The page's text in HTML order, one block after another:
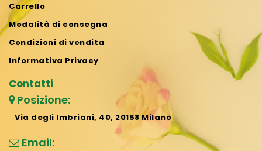
Carrello
Modalità di consegna
Condizioni di vendita
Informativa Privacy
Contatti
Posizione:
Via degli Imbriani, 40, 20158 Milano
Email: